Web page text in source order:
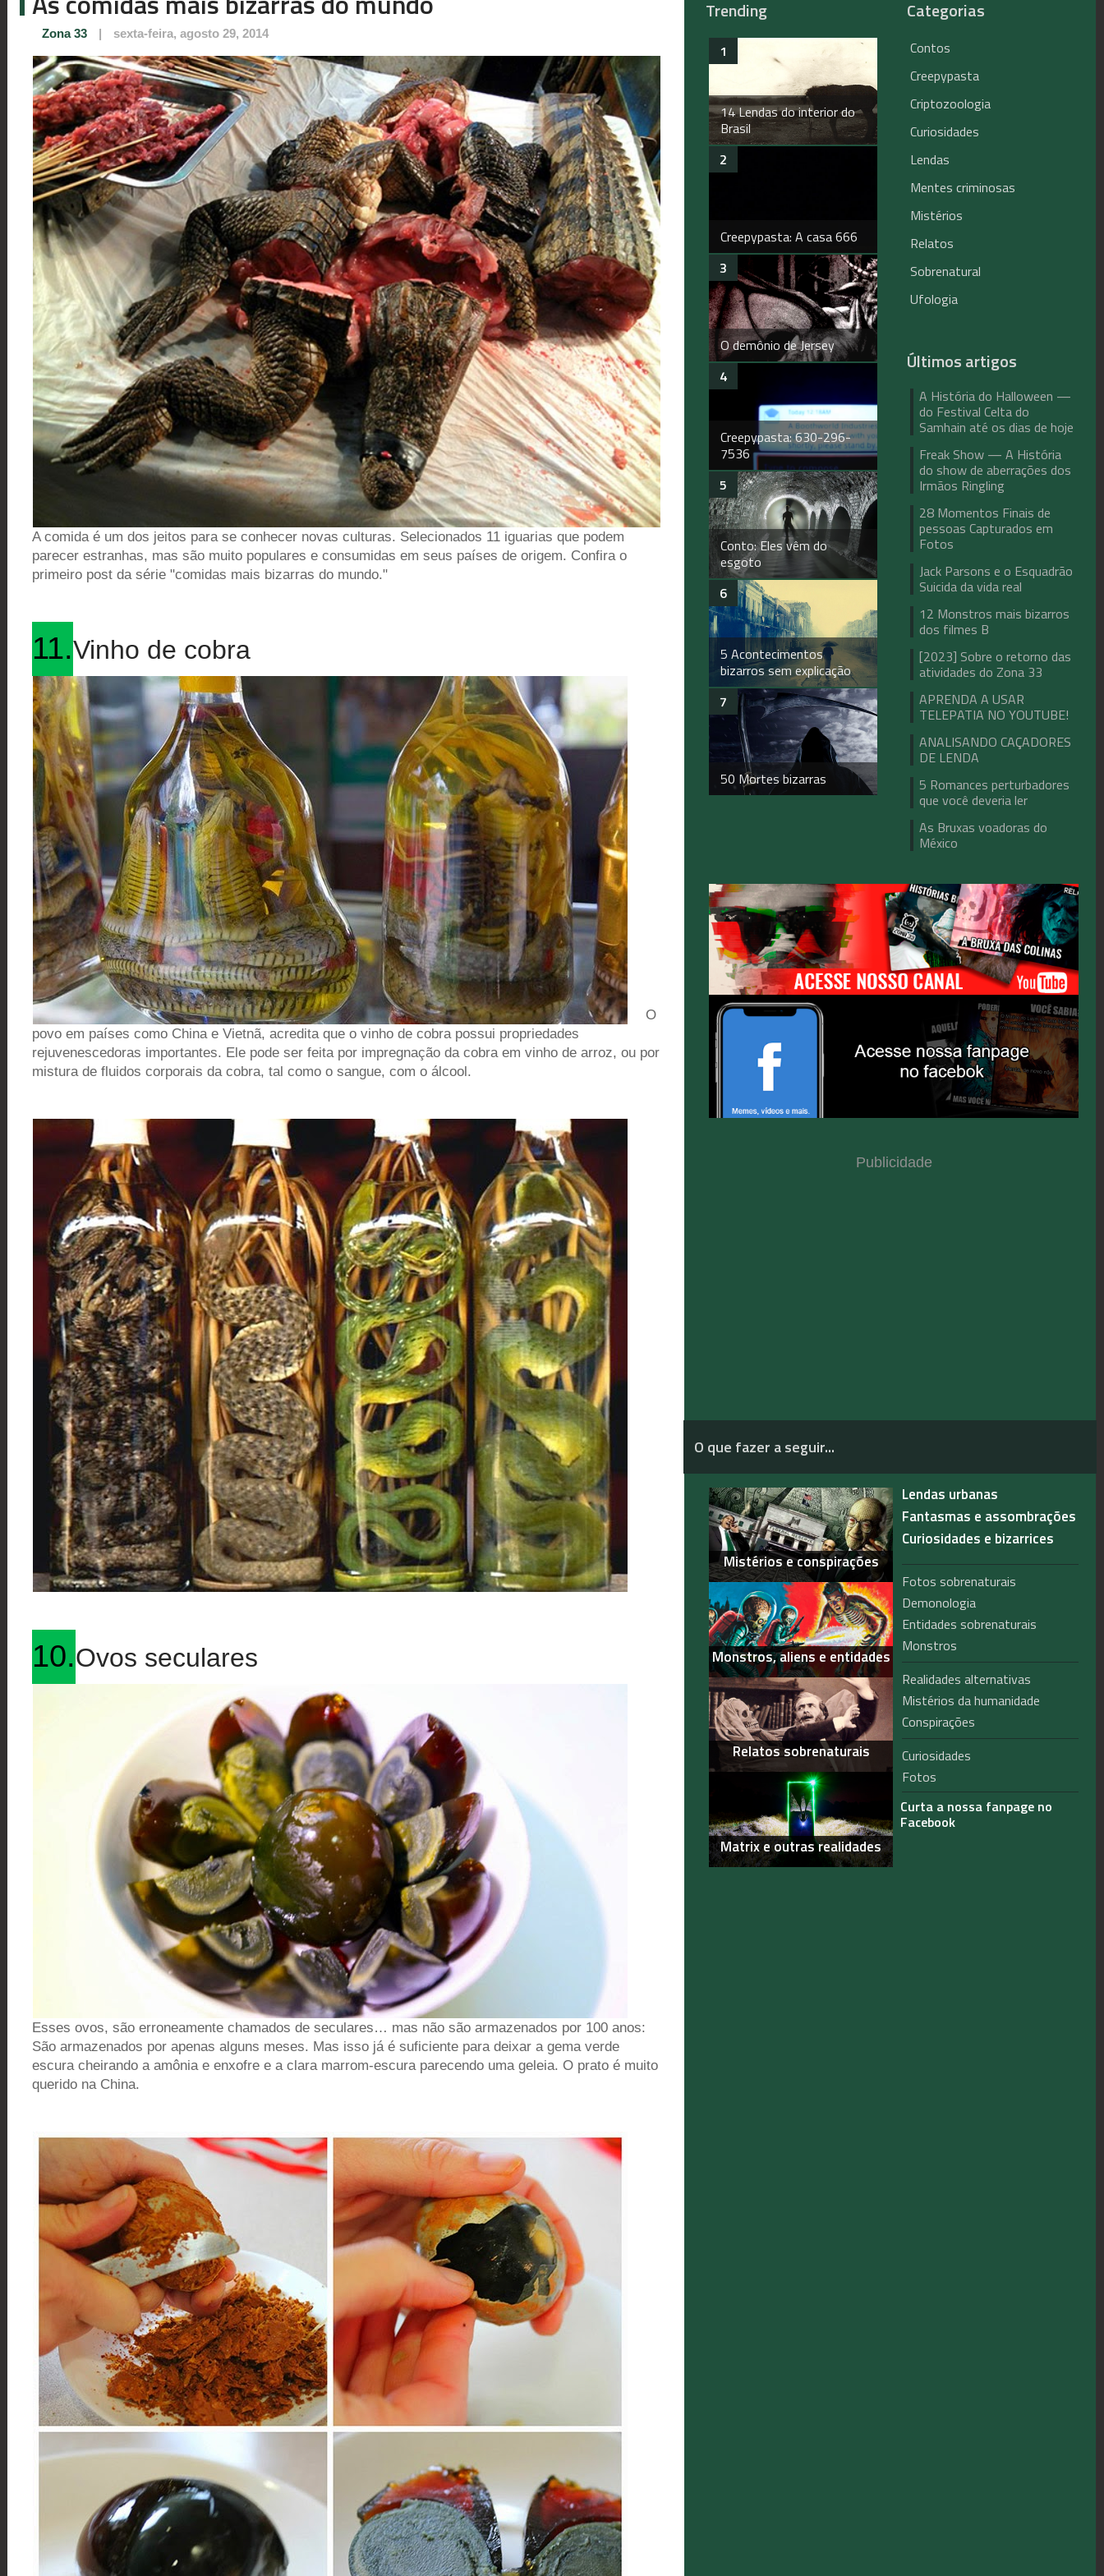
Zona 33 | sexta-feira, agosto 29, 2014
A comida é um dos jeitos para se conhecer novas culturas. Selecionados 11 iguarias que podem
parecer estranhas, mas são muito populares e consumidas em seus países de origem. Confira o
primeiro post da série "comidas mais bizarras do mundo."
11.Vinho de cobra
O
povo em países como China e Vietnã, acredita que o vinho de cobra possui propriedades
rejuvenescedoras importantes. Ele pode ser feita por impregnação da cobra em vinho de arroz, ou por
mistura de fluidos corporais da cobra, tal como o sangue, com o álcool.
10.Ovos seculares
Esses ovos, são erroneamente chamados de seculares… mas não são armazenados por 100 anos:
São armazenados por apenas alguns meses. Mas isso já é suficiente para deixar a gema verde
escura cheirando a amônia e enxofre e a clara marrom-escura parecendo uma geleia. O prato é muito
querido na China.
Trending
14 Lendas do interior do
Brasil
Creepypasta: A casa 666
O demônio de Jersey
Creepypasta: 630-296-
7536
Conto: Eles vêm do
esgoto
5 Acontecimentos
bizarros sem explicação
50 Mortes bizarras
Categorias
Contos
Creepypasta
Criptozoologia
Curiosidades
Lendas
Mentes criminosas
Mistérios
Relatos
Sobrenatural
Ufologia
Últimos artigos
A História do Halloween —
do Festival Celta do
Samhain até os dias de hoje
Freak Show — A História
do show de aberrações dos
Irmãos Ringling
28 Momentos Finais de
pessoas Capturados em
Fotos
Jack Parsons e o Esquadrão
Suicida da vida real
12 Monstros mais bizarros
dos filmes B
[2023] Sobre o retorno das
atividades do Zona 33
APRENDA A USAR
TELEPATIA NO YOUTUBE!
ANALISANDO CAÇADORES
DE LENDA
5 Romances perturbadores
que você deveria ler
As Bruxas voadoras do
México
Publicidade
O que fazer a seguir...
Mistérios e conspirações
Monstros, aliens e entidades
Relatos sobrenaturais
Matrix e outras realidades
Lendas urbanas
Fantasmas e assombrações
Curiosidades e bizarrices
Fotos sobrenaturais
Demonologia
Entidades sobrenaturais
Monstros
Realidades alternativas
Mistérios da humanidade
Conspirações
Curiosidades
Fotos
Curta a nossa fanpage no
Facebook